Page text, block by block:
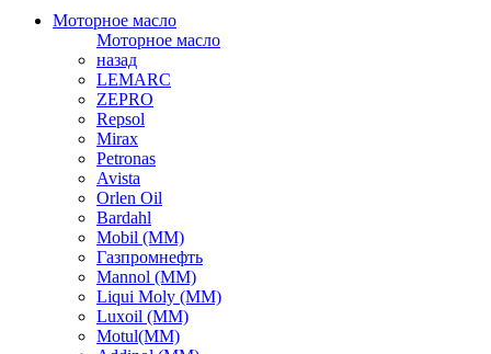
Моторное масло
Моторное масло
назад
LEMARC
ZEPRO
Repsol
Mirax
Petronas
Avista
Orlen Oil
Bardahl
Mobil (ММ)
Газпромнефть
Mannol (ММ)
Liqui Moly (ММ)
Luxoil (ММ)
Motul(ММ)